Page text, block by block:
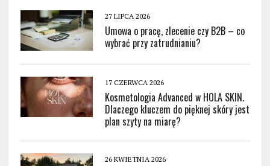
27 LIPCA 2026
Umowa o pracę, zlecenie czy B2B – co
wybrać przy zatrudnianiu?
17 CZERWCA 2026
Kosmetologia Advanced w HOLA SKIN.
Dlaczego kluczem do pięknej skóry jest
plan szyty na miarę?
26 KWIETNIA 2026